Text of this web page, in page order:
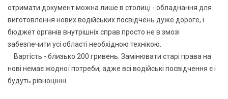
отримати документ можна лише в столиці - обладнання для
виготовлення нових водiйських посвiдчень дуже дороге, i
бюджет органів внутрішніх справ просто не в змозi
забезпечити усi областi необхiдною технiкою.
Вартість - близько 200 гривень. Замiнювати старi права на
новi немає жодної потреби, адже всi водiйськi посвiдчення є i
будуть рiвноцiннi.